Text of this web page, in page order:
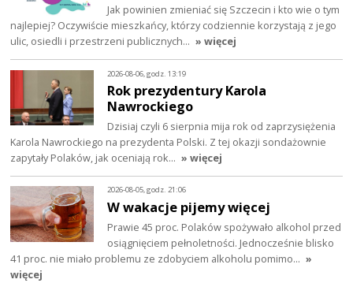
Jak powinien zmieniać się Szczecin i kto wie o tym
najlepiej? Oczywiście mieszkańcy, którzy codziennie korzystają z jego
ulic, osiedli i przestrzeni publicznych… » więcej
2026-08-06, godz. 13:19
Rok prezydentury Karola
Nawrockiego
Dzisiaj czyli 6 sierpnia mija rok od zaprzysiężenia
Karola Nawrockiego na prezydenta Polski. Z tej okazji sondażownie
zapytały Polaków, jak oceniają rok… » więcej
2026-08-05, godz. 21:06
W wakacje pijemy więcej
Prawie 45 proc. Polaków spożywało alkohol przed
osiągnięciem pełnoletności. Jednocześnie blisko
41 proc. nie miało problemu ze zdobyciem alkoholu pomimo… »
więcej